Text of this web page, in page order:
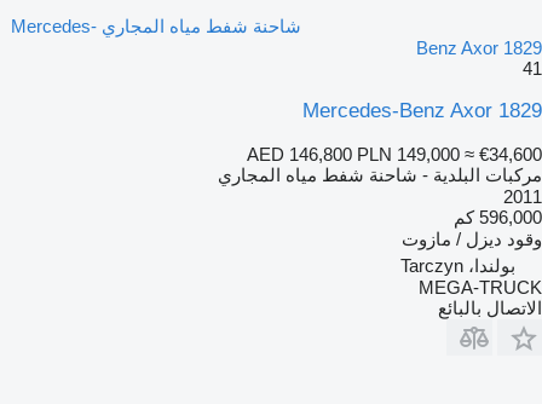
شاحنة شفط مياه المجاري Mercedes-
Benz Axor 1829
41
Mercedes-Benz Axor 1829
AED 146,800 PLN 149,000 ≈ €34,600
مركبات البلدية - شاحنة شفط مياه المجاري
2011
596,000 كم
وقود ديزل / مازوت
بولندا، Tarczyn
MEGA-TRUCK
الاتصال بالبائع